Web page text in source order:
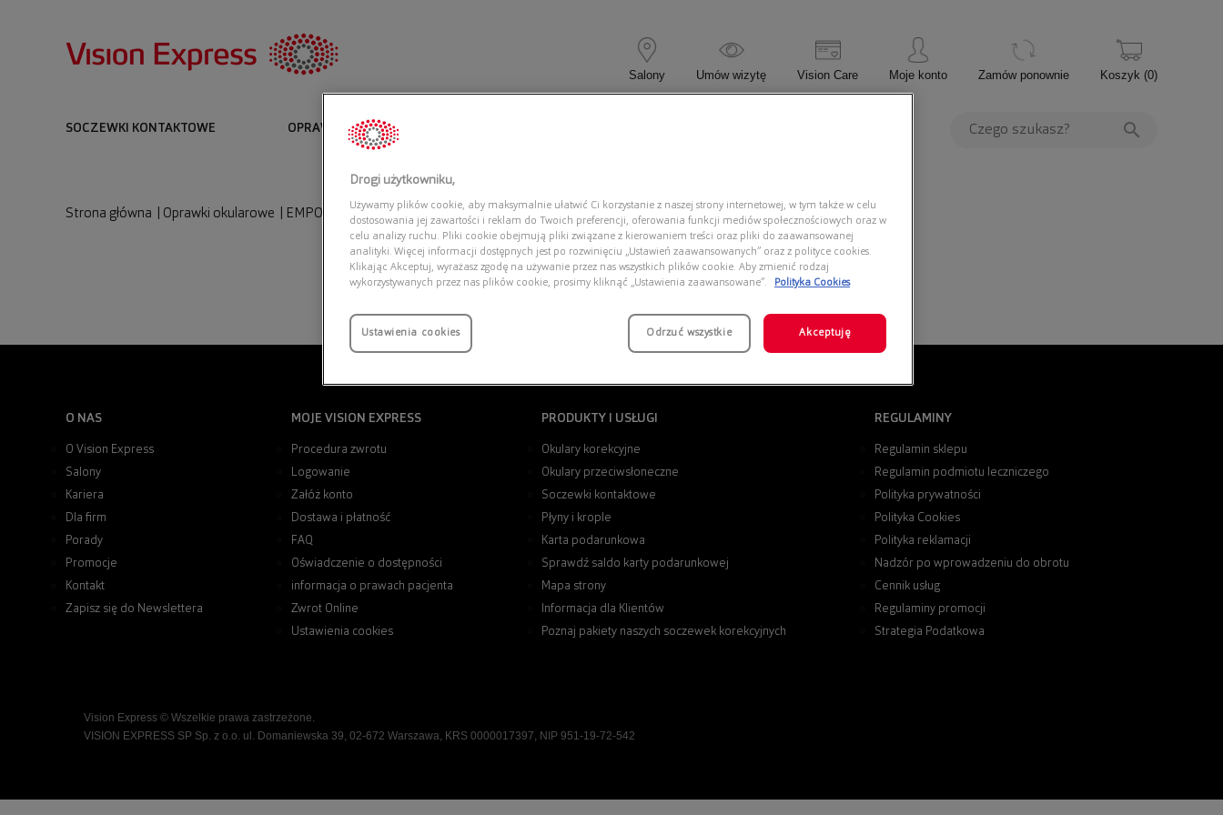
Salony Umów wizytę Vision Care Moje konto Zamów ponownie Koszyk (0)
SOCZEWKI KONTAKTOWE OPRAWKI I OKULARY KOREKCYJNE
Strona główna Oprawki okularowe EMPORIO ARMANI 0EA1162 3003
O NAS
O Vision Express
Salony
Kariera
Dla firm
Porady
Promocje
Kontakt
Zapisz się do Newslettera
MOJE VISION EXPRESS
Procedura zwrotu
Logowanie
Załóż konto
Dostawa i płatność
FAQ
Oświadczenie o dostępności
informacja o prawach pacjenta
Zwrot Online
Ustawienia cookies
PRODUKTY I USŁUGI
Okulary korekcyjne
Okulary przeciwsłoneczne
Soczewki kontaktowe
Płyny i krople
Karta podarunkowa
Sprawdź saldo karty podarunkowej
Mapa strony
Informacja dla Klientów
Poznaj pakiety naszych soczewek korekcyjnych
REGULAMINY
Regulamin sklepu
Regulamin podmiotu leczniczego
Polityka prywatności
Polityka Cookies
Polityka reklamacji
Nadzór po wprowadzeniu do obrotu
Cennik usług
Regulaminy promocji
Strategia Podatkowa
Vision Express © Wszelkie prawa zastrzeżone.
VISION EXPRESS SP Sp. z o.o. ul. Domaniewska 39, 02-672 Warszawa, KRS 0000017397, NIP 951-19-72-542
Drogi użytkowniku,
Używamy plików cookie, aby maksymalnie ułatwić Ci korzystanie z naszej strony internetowej, w tym także w celu
dostosowania jej zawartości i reklam do Twoich preferencji, oferowania funkcji mediów społecznościowych oraz w
celu analizy ruchu. Pliki cookie obejmują pliki związane z kierowaniem treści oraz pliki do zaawansowanej
analityki. Więcej informacji dostępnych jest po rozwinięciu „Ustawień zaawansowanych” oraz z polityce cookies.
Klikając Akceptuj, wyrażasz zgodę na używanie przez nas wszystkich plików cookie. Aby zmienić rodzaj
wykorzystywanych przez nas plików cookie, prosimy kliknąć „Ustawienia zaawansowane”.
Polityka Cookies
Ustawienia cookies Odrzuć wszystkie Akceptuję